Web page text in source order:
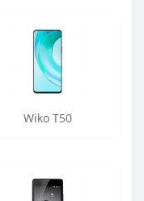
Wiko T50